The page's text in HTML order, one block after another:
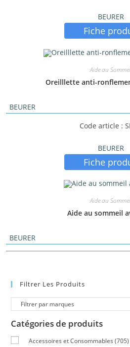
BEURER
Fiche
Aide au
Oreilllette anti-
BEURER
Code article :
BEURER
Fiche
Aide au
Aide au sommeil
BEURER
Filtrer Les Produits
Catégories de produits
Accessoires et Consommables (705)